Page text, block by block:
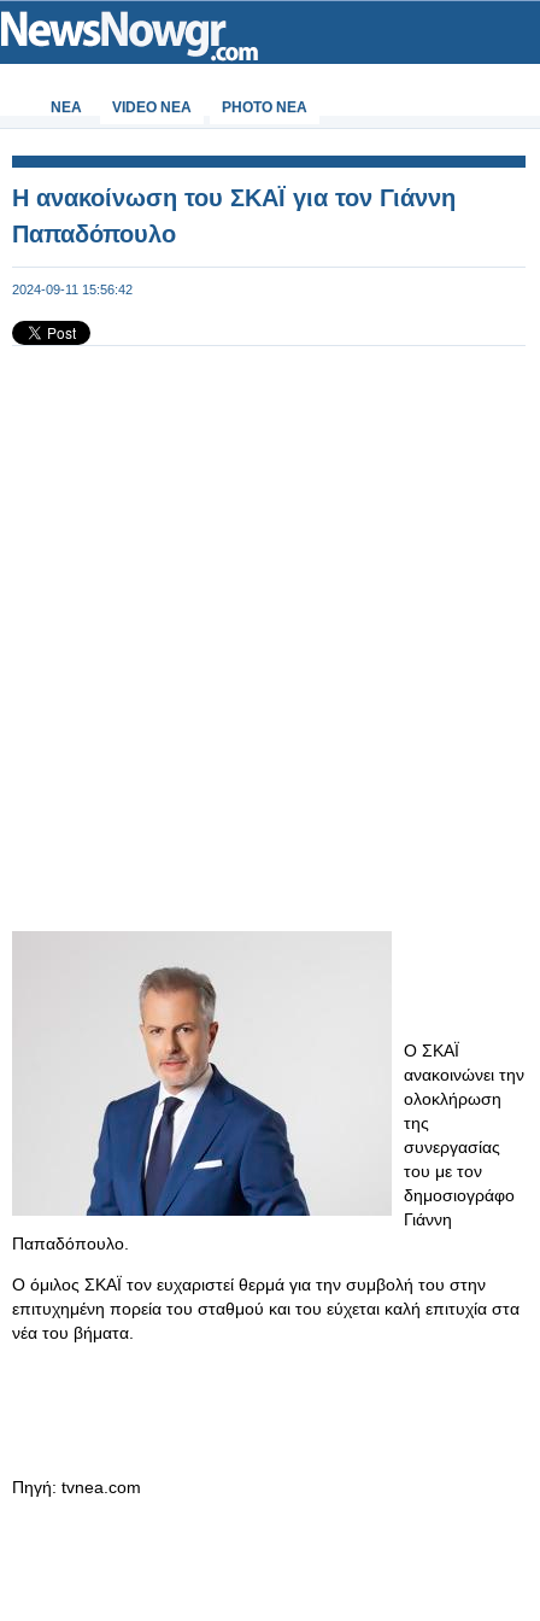
ΝΕΑ VIDEO NEA PHOTO NEA
Η ανακοίνωση του ΣΚΑΪ για τον Γιάννη
Παπαδόπουλο
2024-09-11 15:56:42
Ο ΣΚΑΪ
ανακοινώνει την
ολοκλήρωση
της
συνεργασίας
του με τον
δημοσιογράφο
Γιάννη
Παπαδόπουλο.
Ο όμιλος ΣΚΑΪ τον ευχαριστεί θερμά για την συμβολή του στην
επιτυχημένη πορεία του σταθμού και του εύχεται καλή επιτυχία στα
νέα του βήματα.
Πηγή: tvnea.com